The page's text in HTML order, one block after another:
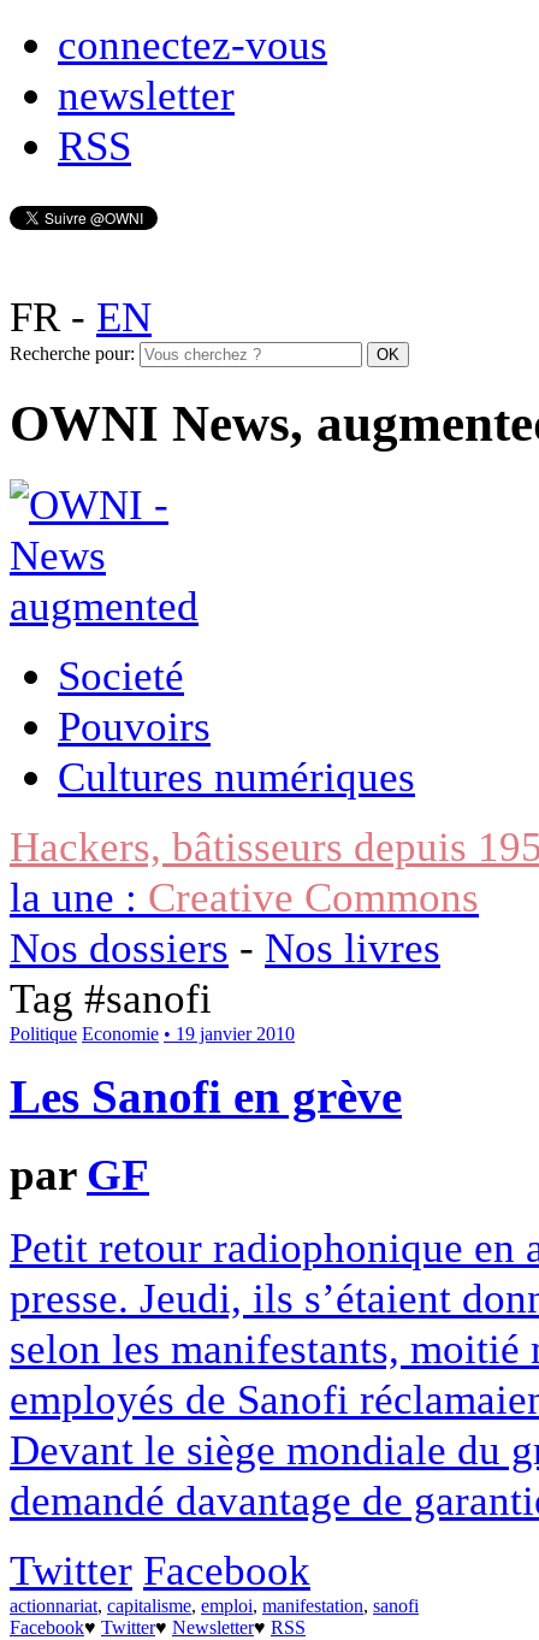
connectez-vous
newsletter
RSS
FR- EN
Recherche pour:
OWNI News,
Societé
Pouvoirs
Cultures numériques
Hackers, bâtisseurs depuis
la une : Creative Commons
Nos dossiers - Nos livres
Tag #sanofi
Politique Economie • 19 janvier 2010
Les Sanofi en grève
par GF
Petit retour radiophonique en
presse. Jeudi, ils s’étaient
selon les manifestants, moitié
employés de Sanofi
Devant le siège mondiale du
demandé davantage de
Twitter Facebook
actionnariat, capitalisme, emploi, manifestation, sanofi
Facebook♥ Twitter♥ Newsletter♥ RSS